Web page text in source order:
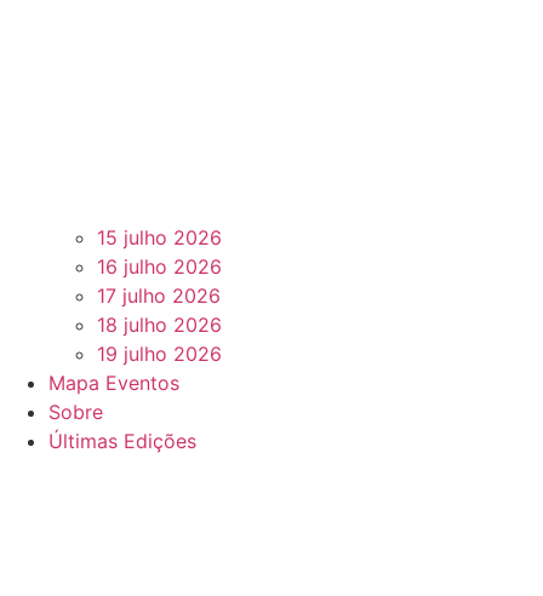
15 julho 2026
16 julho 2026
17 julho 2026
18 julho 2026
19 julho 2026
Mapa Eventos
Sobre
Últimas Edições